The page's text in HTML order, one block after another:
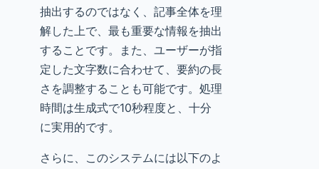
抽出するのではなく、記事全体を理
解した上で、最も重要な情報を抽出
することです。また、ユーザーが指
定した文字数に合わせて、要約の長
さを調整することも可能です。処理
時間は生成式で10秒程度と、十分
に実用的です。
さらに、このシステムには以下のよ